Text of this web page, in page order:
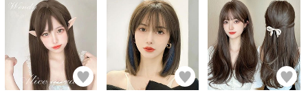
お気に入り お気に入り お